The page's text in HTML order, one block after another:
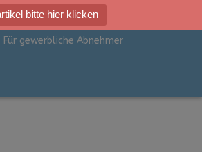
bitte hier klicken
Für gewerbliche Abnehmer